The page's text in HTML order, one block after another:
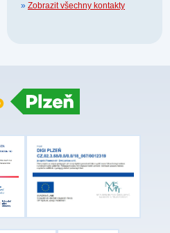
» Zobrazit všechny kontakty